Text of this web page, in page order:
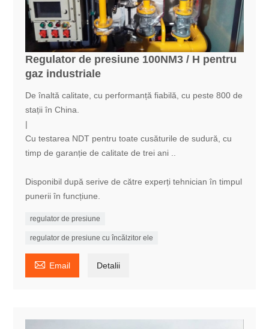
Regulator de presiune 100NM3 / H pentru
gaz industriale
De înaltă calitate, cu performanță fiabilă, cu peste 800 de
stații în China.
|
Cu testarea NDT pentru toate cusăturile de sudură, cu
timp de garanție de calitate de trei ani ..
Disponibil după serive de către experți tehnician în timpul
punerii în funcțiune.
regulator de presiune
regulator de presiune cu încălzitor ele
 Email Detalii